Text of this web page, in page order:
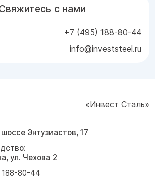
с нами
+7 (495) 188-80-44
info@investsteel.ru
«Инвест Сталь»
Энтузиастов, 17
ул. Чехова 2
80-44